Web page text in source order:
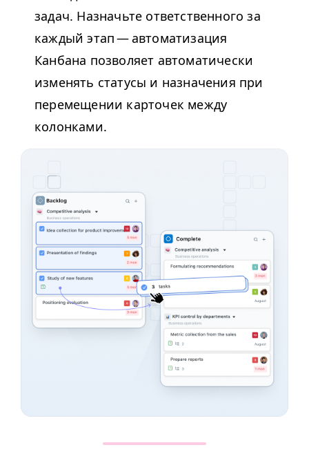
задач. Назначьте ответственного за
каждый этап — автоматизация
Канбана позволяет автоматически
изменять статусы и назначения при
перемещении карточек между
колонками.